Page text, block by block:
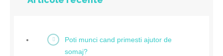
Poti munci cand primesti ajutor de
somaj?